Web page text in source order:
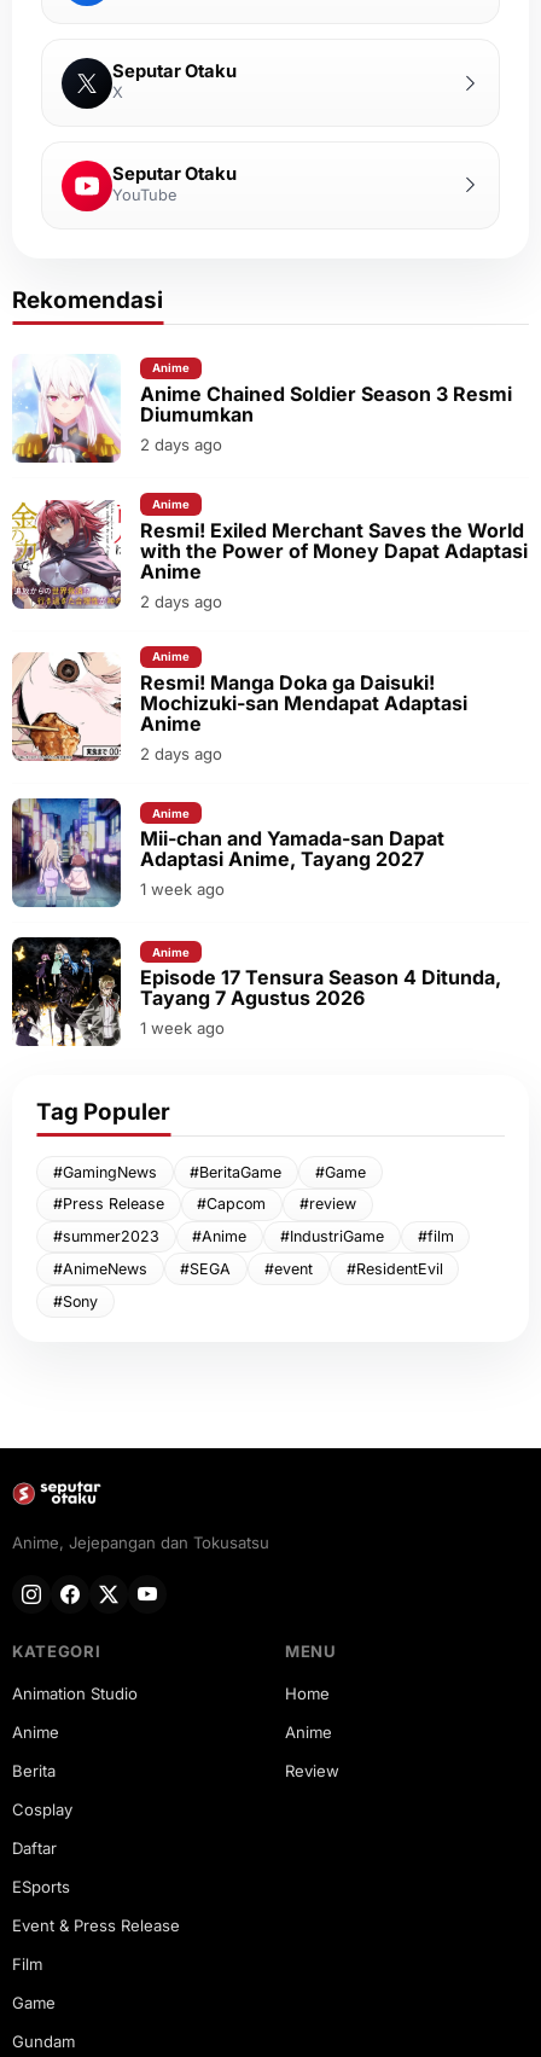
Seputar Otaku
X
Seputar Otaku
YouTube
Rekomendasi
Anime
Anime Chained Soldier Season 3 Resmi
Diumumkan
2 days ago
Anime
Resmi! Exiled Merchant Saves the World
with the Power of Money Dapat Adaptasi
Anime
2 days ago
Anime
Resmi! Manga Doka ga Daisuki!
Mochizuki-san Mendapat Adaptasi
Anime
2 days ago
Anime
Mii-chan and Yamada-san Dapat
Adaptasi Anime, Tayang 2027
1 week ago
Anime
Episode 17 Tensura Season 4 Ditunda,
Tayang 7 Agustus 2026
1 week ago
Tag Populer
#GamingNews #BeritaGame
#Game
#Press Release
#Capcom
#review
#summer2023
#Anime #IndustriGame
#film
#AnimeNews
#SEGA #event
#ResidentEvil
#Sony
Anime, Jejepangan dan Tokusatsu
KATEGORI
Animation Studio
Anime
Berita
Cosplay
Daftar
ESports
Event & Press Release
Film
Game
Gundam
MENU
Home
Anime
Review